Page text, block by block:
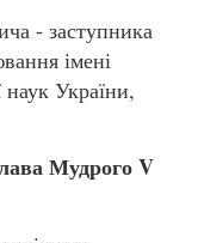
- заступника
імені
України,
Мудрого V